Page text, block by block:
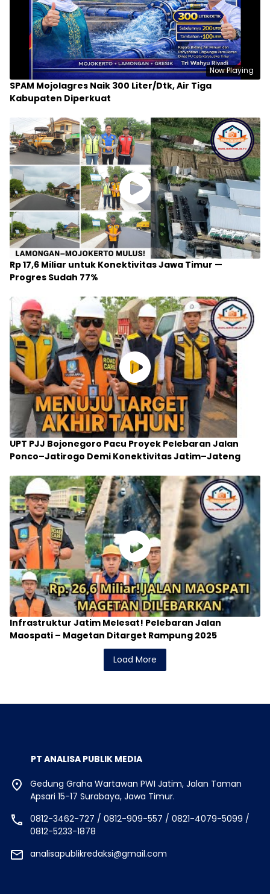
Now Playing
SPAM Mojolagres Naik 300 Liter/Dtk, Air Tiga
Kabupaten Diperkuat
Rp 17,6 Miliar untuk Konektivitas Jawa Timur —
Progres Sudah 77%
UPT PJJ Bojonegoro Pacu Proyek Pelebaran Jalan
Ponco–Jatirogo Demi Konektivitas Jatim–Jateng
Infrastruktur Jatim Melesat! Pelebaran Jalan
Maospati – Magetan Ditarget Rampung 2025
Load More
PT ANALISA PUBLIK MEDIA
Gedung Graha Wartawan PWI Jatim, Jalan Taman
Apsari 15-17 Surabaya, Jawa Timur.
0812-3462-727 / 0812-909-557 / 0821-4079-5099 /
0812-5233-1878
analisapublikredaksi@gmail.com